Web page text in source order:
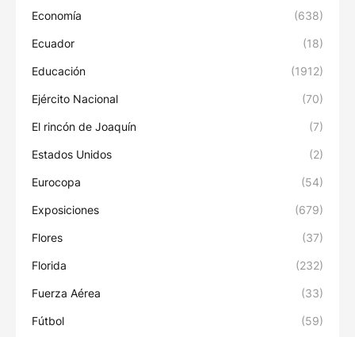
Economía (638)
Ecuador (18)
Educación (1912)
Ejército Nacional (70)
El rincón de Joaquín (7)
Estados Unidos (2)
Eurocopa (54)
Exposiciones (679)
Flores (37)
Florida (232)
Fuerza Aérea (33)
Fútbol (59)